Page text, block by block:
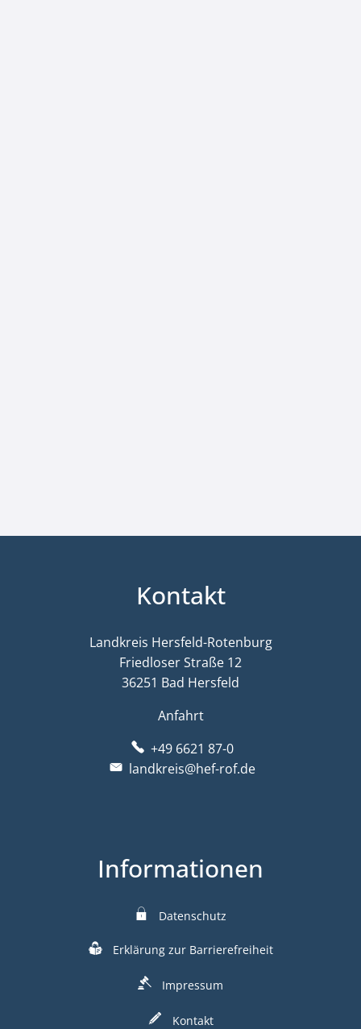
Kontakt
Landkreis Hersfeld-Rotenburg
Friedloser Straße 12
36251 Bad Hersfeld
Anfahrt
+49 6621 87-0
landkreis@hef-rof.de
Informationen
Datenschutz
Erklärung zur Barrierefreiheit
Impressum
Kontakt